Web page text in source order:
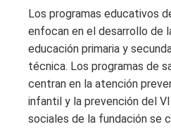
Los programas educativos
enfocan en el desarrollo de
educación primaria y
técnica. Los programas de
centran en la atención
infantil y la prevención del
sociales de la fundación se